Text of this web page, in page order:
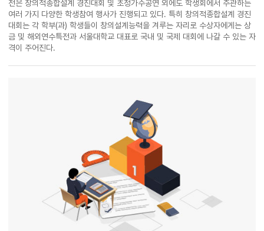
전은 창의적종합설계 경진대회 및 초청가수공연 외에도 학생회에서 주관하는
여러 가지 다양한 학생참여 행사가 진행되고 있다. 특히 창의적종합설계 경진
대회는 각 학부(과) 학생들이 창의설계능력을 겨루는 자리로 수상자에게는 상
금 및 해외연수특전과 서울대학교 대표로 국내 및 국제 대회에 나갈 수 있는 자
격이 주어진다.